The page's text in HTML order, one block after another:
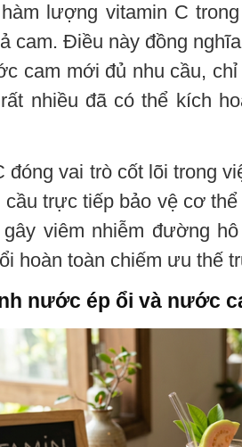
lượng vitamin C
cam. Điều này đồng
cam mới đủ nhu cầu,
nhiều đã có thể kích
đóng vai trò cốt lõi trong
cầu trực tiếp bảo vệ cơ
viêm nhiễm đường
hoàn toàn chiếm ưu thế
nước ép ổi và nước